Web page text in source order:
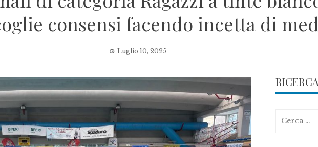
consensi facendo incetta di
Luglio 10, 2025
RICERCA